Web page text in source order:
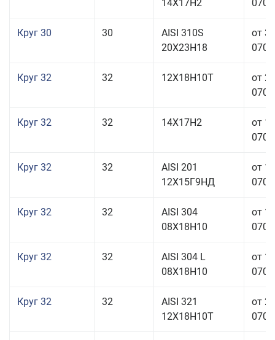
14Х17Н2
Круг 30 30
AISI 310S
20Х23Н18
от
Круг 32 32 12Х18Н10Т
от
Круг 32 32 14Х17Н2
от
Круг 32 32
AISI 201
12Х15Г9НД
от
Круг 32 32
AISI 304
08Х18Н10
от
Круг 32 32
AISI 304 L
08Х18Н10
от
Круг 32 32
AISI 321
12Х18Н10Т
от